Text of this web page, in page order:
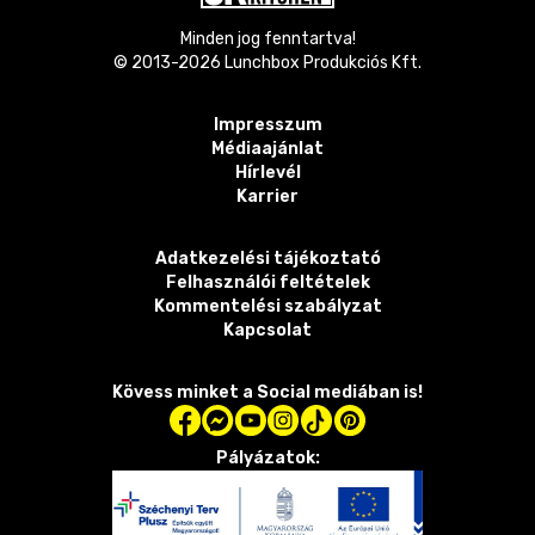
Minden jog fenntartva!
© 2013-2026 Lunchbox Produkciós Kft.
Impresszum
Médiaajánlat
Hírlevél
Karrier
Adatkezelési tájékoztató
Felhasználói feltételek
Kommentelési szabályzat
Kapcsolat
Kövess minket a Social mediában is!
Pályázatok: